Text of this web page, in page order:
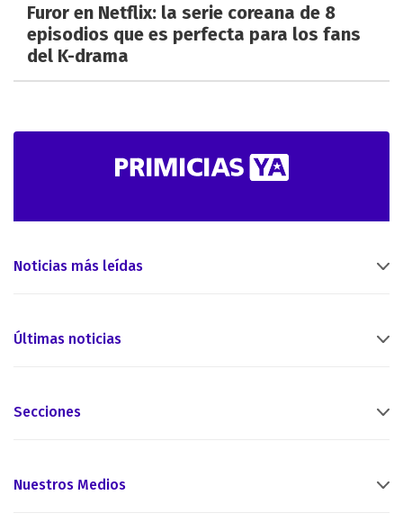
Furor en Netflix: la serie coreana de 8
episodios que es perfecta para los fans
del K-drama
Noticias más leídas
Últimas noticias
Secciones
Nuestros Medios